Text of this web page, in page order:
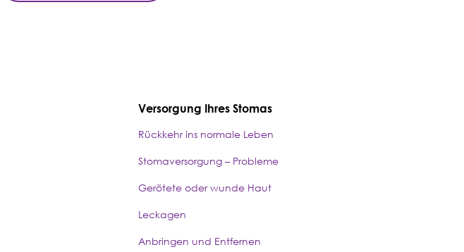
Versorgung Ihres Stomas
Rückkehr ins normale Leben
Stomaversorgung – Probleme
Gerötete oder wunde Haut
Leckagen
Anbringen und Entfernen